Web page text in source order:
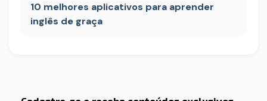
10 melhores aplicativos para aprender
inglês de graça